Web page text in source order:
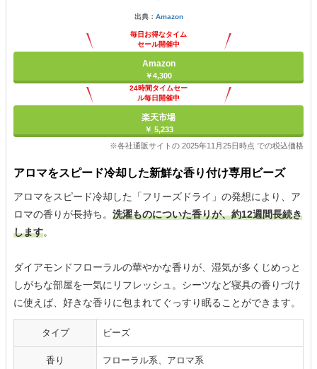
出典： Amazon
毎日お得なタイム
セール開催中
Amazon
￥4,300
24時間タイムセー
ル毎日開催中
楽天市場
￥ 5,233
※各社通販サイトの 2025年11月25日時点 での税込価格
アロマをスピード冷却した新鮮な香り付け専用ビーズ
アロマをスピード冷却した「フリーズドライ」の発想により、ア
ロマの香りが長持ち。 洗濯ものについた香りが、約12週間長続き
します。
ダイアモンドフローラルの華やかな香りが、湿気が多くじめっと
しがちな部屋を一気にリフレッシュ。シーツなど寝具の香りづけ
に使えば、好きな香りに包まれてぐっすり眠ることができます。
タイプ ビーズ
香り フローラル系、アロマ系